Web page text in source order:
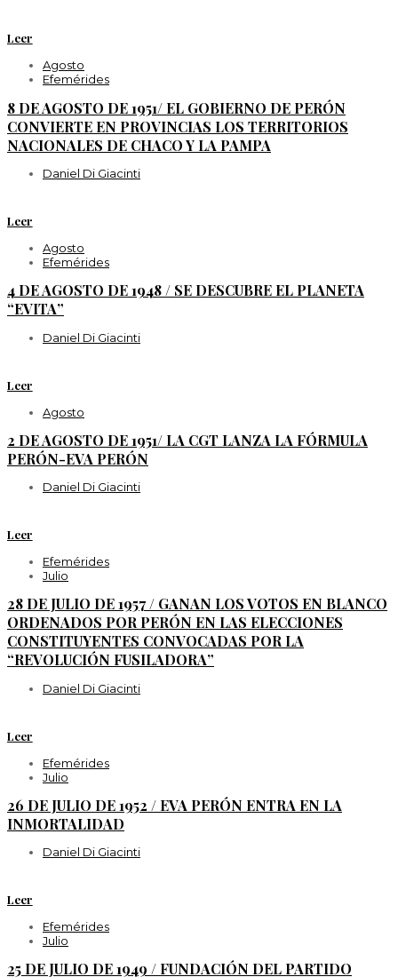
Leer
Agosto
Efemérides
8 DE AGOSTO DE 1951/ EL GOBIERNO DE PERÓN
CONVIERTE EN PROVINCIAS LOS TERRITORIOS
NACIONALES DE CHACO Y LA PAMPA
Daniel Di Giacinti
Leer
Agosto
Efemérides
4 DE AGOSTO DE 1948 / SE DESCUBRE EL PLANETA
“EVITA”
Daniel Di Giacinti
Leer
Agosto
2 DE AGOSTO DE 1951/ LA CGT LANZA LA FÓRMULA
PERÓN-EVA PERÓN
Daniel Di Giacinti
Leer
Efemérides
Julio
28 DE JULIO DE 1957 / GANAN LOS VOTOS EN BLANCO
ORDENADOS POR PERÓN EN LAS ELECCIONES
CONSTITUYENTES CONVOCADAS POR LA
“REVOLUCIÓN FUSILADORA”
Daniel Di Giacinti
Leer
Efemérides
Julio
26 DE JULIO DE 1952 / EVA PERÓN ENTRA EN LA
INMORTALIDAD
Daniel Di Giacinti
Leer
Efemérides
Julio
25 DE JULIO DE 1949 / FUNDACIÓN DEL PARTIDO